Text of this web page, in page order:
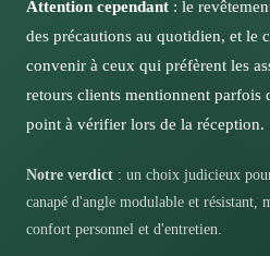
nombreuses années. Vous
décoration autour de cette
jamais vous lasser de son
Attention cependant : le
des précautions au quotidien, et le
convenir à ceux qui préfèrent les
retours clients mentionnent parfois
point à vérifier lors de la réception.
Notre verdict : un choix judicieux
canapé d'angle modulable et résistant,
confort personnel et d'entretien.